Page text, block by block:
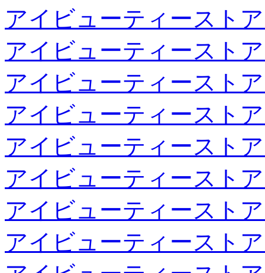
アイビューティースト
アイビューティースト
アイビューティースト
アイビューティースト
アイビューティースト
アイビューティースト
アイビューティースト
アイビューティースト